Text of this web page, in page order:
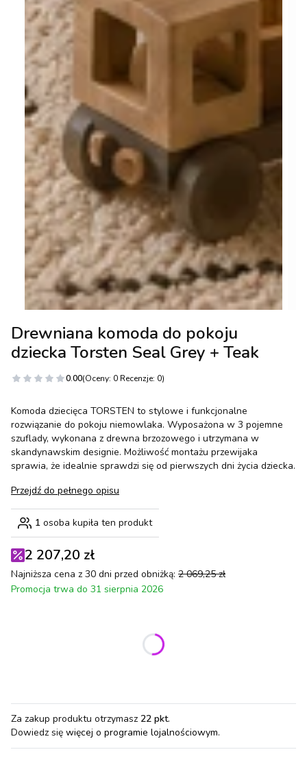
Drewniana komoda do pokoju
dziecka Torsten Seal Grey + Teak
0.00(Oceny: 0 Recenzje: 0)
Komoda dziecięca TORSTEN to stylowe i funkcjonalne
rozwiązanie do pokoju niemowlaka. Wyposażona w 3 pojemne
szuflady, wykonana z drewna brzozowego i utrzymana w
skandynawskim designie. Możliwość montażu przewijaka
sprawia, że idealnie sprawdzi się od pierwszych dni życia dziecka.
Przejdź do pełnego opisu
1 osoba kupiła ten produkt
2 207,20 zł
Najniższa cena z 30 dni przed obniżką: 2 069,25 zł
Promocja trwa do 31 sierpnia 2026
Poszczególne warianty mogą różnić się ceną
Za zakup produktu otrzymasz 22 pkt.
Dowiedz się więcej o programie lojalnościowym.